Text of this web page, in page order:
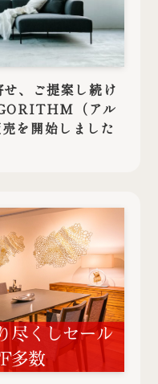
、ご提案し続け
（アル
を開始しました